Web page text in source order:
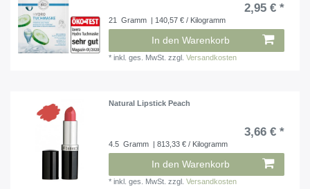
2,95 € *
21 Gramm | 140,57 € / Kilogramm
In den Warenkorb
*inkl. ges. MwSt. zzgl.Versandkosten
Natural Lipstick Peach
3,66 € *
4.5 Gramm | 813,33 € / Kilogramm
In den Warenkorb
*inkl. ges. MwSt. zzgl.Versandkosten